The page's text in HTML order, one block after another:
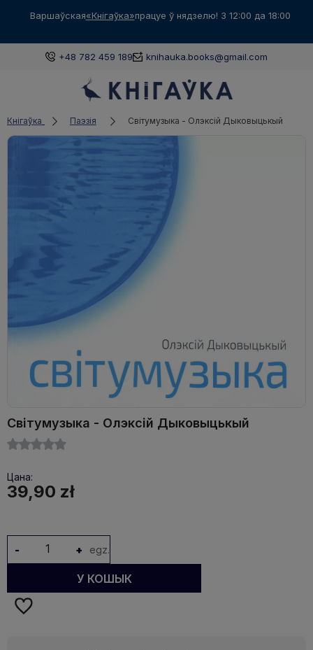
Варшаўская«Кнігаўка»працуе ў нядзелю! З 12:00 да 18:00
+48 782 459 189 knihauka.books@gmail.com
Кнігаўка Паэзія Світумузыка - Олэксій Дыковыцькый
Світумузыка - Олэксій Дыковыцькый
Цана:
39,90 zł
+
- egz.
У КОШЫК